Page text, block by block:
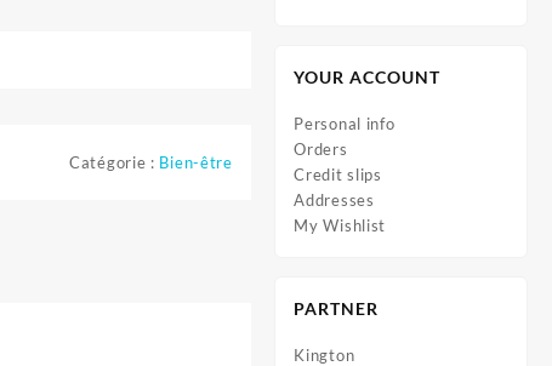
Catégorie : Bien-être
YOUR ACCOUNT
Personal info
Orders
Credit slips
Addresses
My Wishlist
PARTNER
Kington